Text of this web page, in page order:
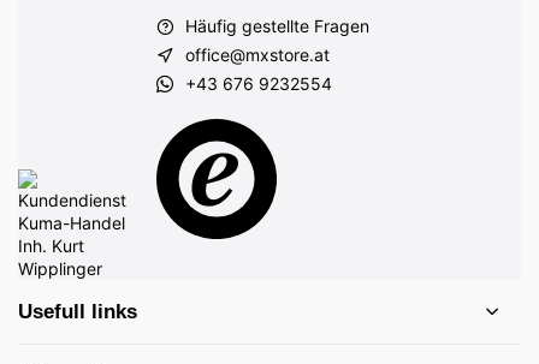
Häufig gestellte Fragen
office@mxstore.at
+43 676 9232554
Usefull links